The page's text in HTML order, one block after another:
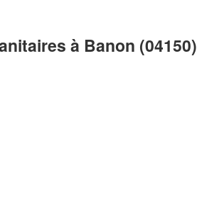
à Banon (04150)